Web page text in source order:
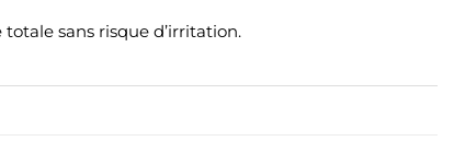
sans risque d’irritation.